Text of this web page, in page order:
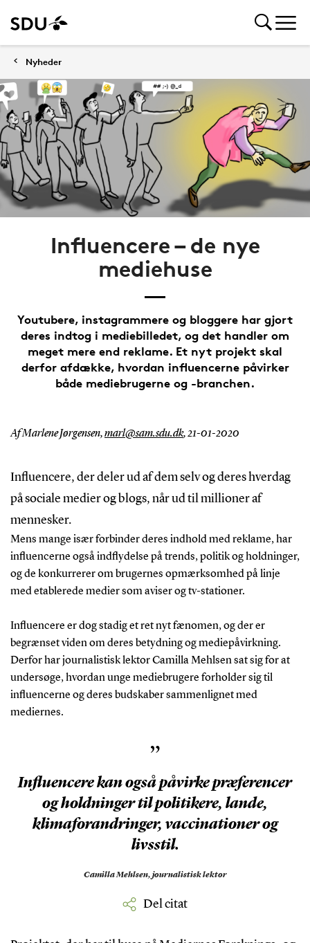
Nyheder
Influencere – de nye
mediehuse
Youtubere, instagrammere og bloggere har gjort
deres indtog i mediebilledet, og det handler om
meget mere end reklame. Et nyt projekt skal
derfor afdække, hvordan influencerne påvirker
både mediebrugerne og -branchen.
Af Marlene Jørgensen,marl@sam.sdu.dk,21-01-2020
Influencere, der deler ud af dem selv og deres hverdag
på sociale medier og blogs, når ud til millioner af
mennesker.
Mens mange især forbinder deres indhold med reklame, har
influencerne også indflydelse på trends, politik og holdninger,
og de konkurrerer om brugernes opmærksomhed på linje
med etablerede medier som aviser og tv-stationer.
Influencere er dog stadig et ret nyt fænomen, og der er
begrænset viden om deres betydning og mediepåvirkning.
Derfor har journalistisk lektor Camilla Mehlsen sat sig for at
undersøge, hvordan unge mediebrugere forholder sig til
influencerne og deres budskaber sammenlignet med
mediernes.
”
Influencere kan også påvirke præferencer
og holdninger til politikere, lande,
klimaforandringer, vaccinationer og
livsstil.
Camilla Mehlsen, journalistisk lektor
Del citat